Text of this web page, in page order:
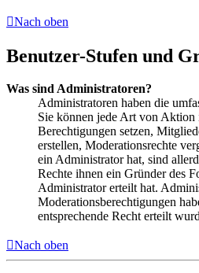
Nach oben
Benutzer-Stufen und
Was sind Administratoren?
Administratoren haben die
Sie können jede Art von
Berechtigungen setzen,
erstellen, Moderationsrechte
ein Administrator hat, sind
Rechte ihnen ein Gründer des
Administrator erteilt hat.
Moderationsberechtigungen
entsprechende Recht erteilt
Nach oben